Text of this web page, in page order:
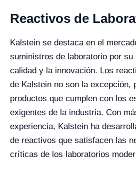
Reactivos de
Kalstein se destaca en el
suministros de laboratorio por
calidad y la innovación. Los
de Kalstein no son la excepción,
productos que cumplen con los
exigentes de la industria. Con
experiencia, Kalstein ha
de reactivos que satisfacen las
críticas de los laboratorios